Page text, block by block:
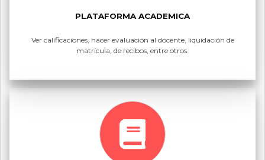
PLATAFORMA ACADEMICA
Ver calificaciones, hacer evaluación al docente, liquidación de
matrícula, de recibos, entre otros.